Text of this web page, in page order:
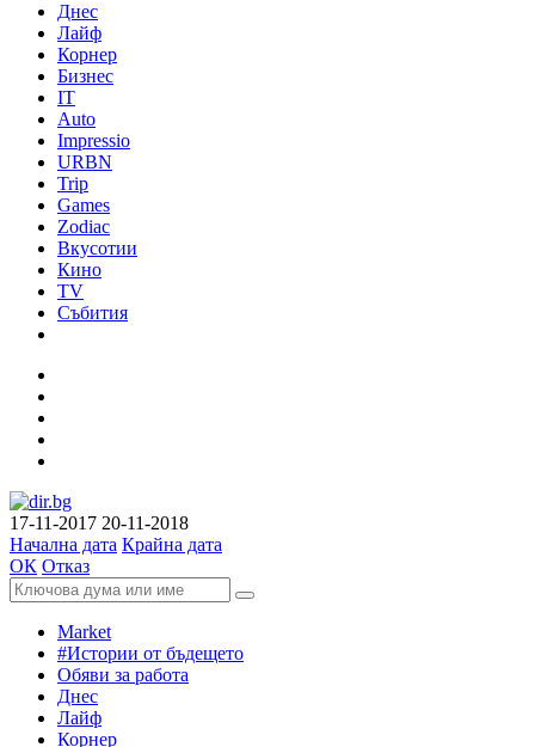
Днес
Лайф
Корнер
Бизнес
IT
Auto
Impressio
URBN
Trip
Games
Zodiac
Вкусотии
Кино
TV
Събития
17-11-2017 20-11-2018
Начална дата Крайна дата
ОК Отказ
Market
#Истории от бъдещето
Обяви за работа
Днес
Лайф
Корнер